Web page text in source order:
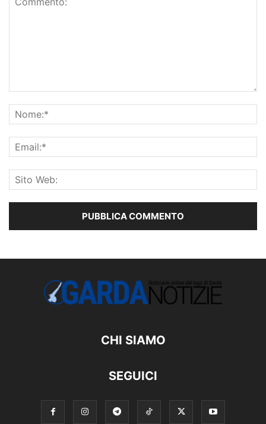
CHI SIAMO
SEGUICI